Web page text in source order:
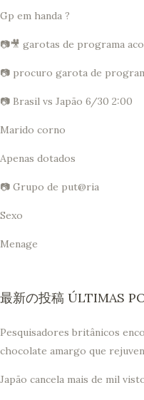
Gp em handa ?
📷🎥 garotas de programa
📷 procuro garota de
📷 Brasil vs Japão 6/30 2:00
Marido corno
Apenas dotados
📷 Grupo de put@ria
Sexo
Menage
最新の投稿 ÚLTIMAS
Pesquisadores britânicos
chocolate amargo que
Japão cancela mais de mil